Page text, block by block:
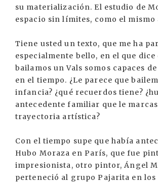
su materialización. El estudio de
espacio sin límites, como el mismo
Tiene usted un texto, que me ha
especialmente bello, en el que dice
bailamos un Vals somos capaces
en el tiempo. ¿Le parece que
infancia? ¿qué recuerdos tiene?
antecedente familiar que le
trayectoria artística?
Con el tiempo supe que había
Hubo Moraza en París, que fue
impresionista, otro pintor, Ángel
perteneció al grupo Pajarita en los